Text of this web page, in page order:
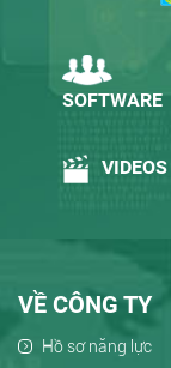
SOFTWARE
VIDEOS
VỀ CÔNG TY
Hồ sơ năng lực